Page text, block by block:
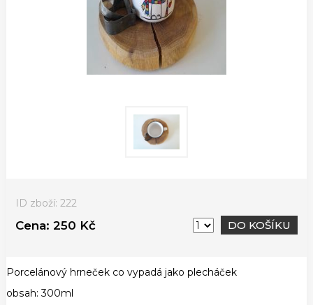
ID zboží: 222
Cena:250 Kč DO KOŠÍKU
Porcelánový hrneček co vypadá jako plecháček
obsah: 300ml